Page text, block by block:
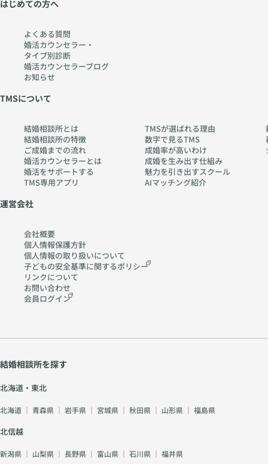
はじめての方へ
よくある質問
婚活カウンセラー・
タイプ別診断
婚活カウンセラーブログ
お知らせ
TMSについて
結婚相談所とは
結婚相談所の特徴
ご成婚までの流れ
婚活カウンセラーとは
婚活をサポートする
TMS専用アプリ
TMSが選ばれる理由
数字で見るTMS
成婚率が高いわけ
成婚を生み出す仕組み
魅力を引き出すスクール
AIマッチング紹介
運営会社
会社概要
個人情報保護方針
個人情報の取り扱いについて
子どもの安全基準に関するポリシー
リンクについて
お問い合わせ
会員ログイン
結婚相談所を探す
北海道・東北
北海道 ｜ 青森県 ｜ 岩手県 ｜ 宮城県 ｜ 秋田県 ｜ 山形県 ｜ 福島県
北信越
新潟県 ｜ 山梨県 ｜ 長野県 ｜ 富山県 ｜ 石川県 ｜ 福井県